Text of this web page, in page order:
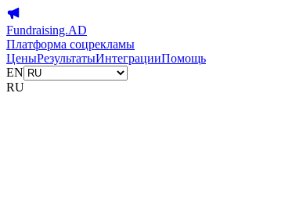
Fundraising.AD
Платформа соцрекламы
ЦеныРезультатыИнтеграцииПомощь
EN
RU